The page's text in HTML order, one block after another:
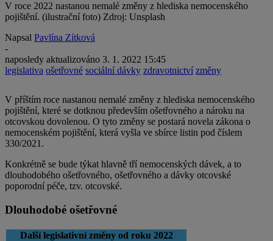
V roce 2022 nastanou nemalé změny z hlediska nemocenského
pojištění. (ilustrační foto) Zdroj: Unsplash
Napsal Pavlína Zítková
-
naposledy aktualizováno 3. 1. 2022 15:45
legislativa ošetřovné sociální dávky zdravotnictví změny
V příštím roce nastanou nemalé změny z hlediska nemocenského
pojištění, které se dotknou především ošetřovného a nároku na
otcovskou dovolenou. O tyto změny se postará novela zákona o
nemocenském pojištění, která vyšla ve sbírce listin pod číslem
330/2021.
Konkrétně se bude týkat hlavně tří nemocenských dávek, a to
dlouhodobého ošetřovného, ošetřovného a dávky otcovské
poporodní péče, tzv. otcovské.
Dlouhodobé ošetřovné
Další legislativní změny od roku 2022